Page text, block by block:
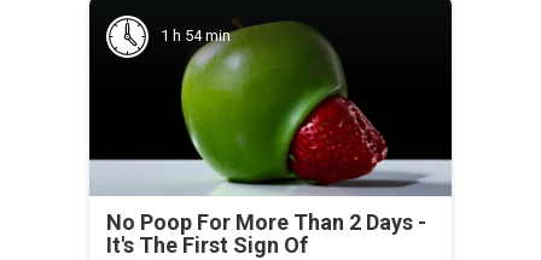
1 h 54 min
No Poop For More Than 2 Days -
It's The First Sign Of